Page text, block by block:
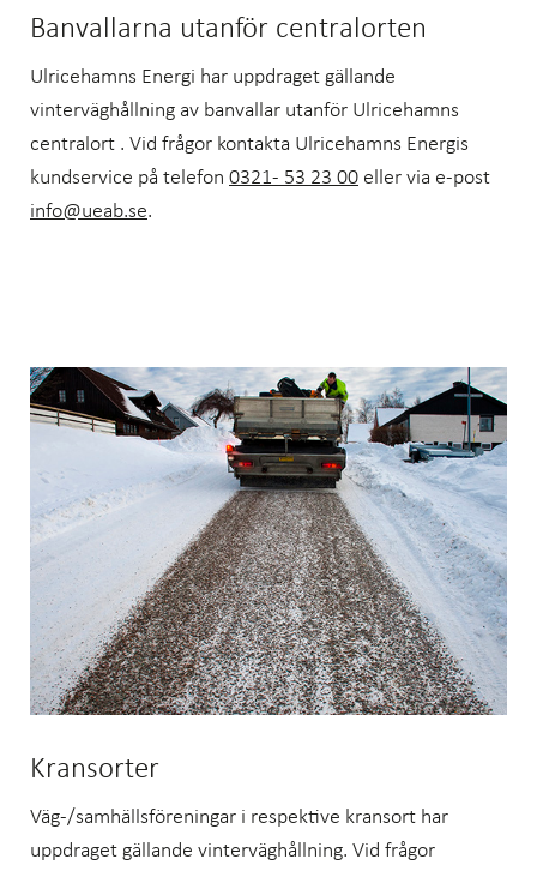
Banvallarna utanför centralorten
Ulricehamns Energi har uppdraget gällande
vinterväghållning av banvallar utanför Ulricehamns
centralort . Vid frågor kontakta Ulricehamns Energis
kundservice på telefon 0321- 53 23 00 eller via e-post
info@ueab.se.
Kransorter
Väg-/samhällsföreningar i respektive kransort har
uppdraget gällande vinterväghållning. Vid frågor